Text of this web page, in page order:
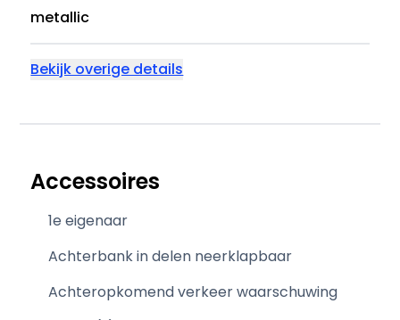
metallic
Bekijk overige details
Accessoires
1e eigenaar
Achterbank in delen neerklapbaar
Achteropkomend verkeer waarschuwing